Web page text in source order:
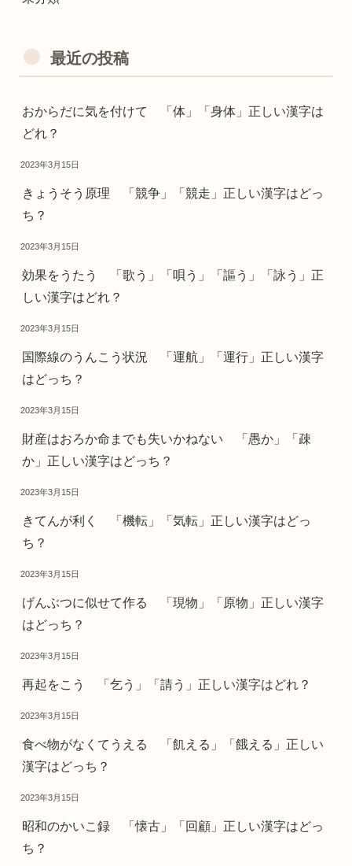
最近の投稿
おからだに気を付けて 「体」「身体」正しい漢字は
どれ？
2023年3月15日
きょうそう原理 「競争」「競走」正しい漢字はどっ
ち？
2023年3月15日
効果をうたう 「歌う」「唄う」「謳う」「詠う」正
しい漢字はどれ？
2023年3月15日
国際線のうんこう状況 「運航」「運行」正しい漢字
はどっち？
2023年3月15日
財産はおろか命までも失いかねない 「愚か」「疎
か」正しい漢字はどっち？
2023年3月15日
きてんが利く 「機転」「気転」正しい漢字はどっ
ち？
2023年3月15日
げんぶつに似せて作る 「現物」「原物」正しい漢字
はどっち？
2023年3月15日
再起をこう 「乞う」「請う」正しい漢字はどれ？
2023年3月15日
食べ物がなくてうえる 「飢える」「餓える」正しい
漢字はどっち？
2023年3月15日
昭和のかいこ録 「懐古」「回顧」正しい漢字はどっ
ち？